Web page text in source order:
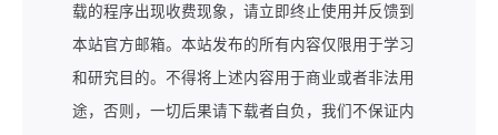
载的程序出现收费现象，请立即终止使用并反馈到
本站官方邮箱。本站发布的所有内容仅限用于学习
和研究目的。不得将上述内容用于商业或者非法用
途，否则，一切后果请下载者自负，我们不保证内